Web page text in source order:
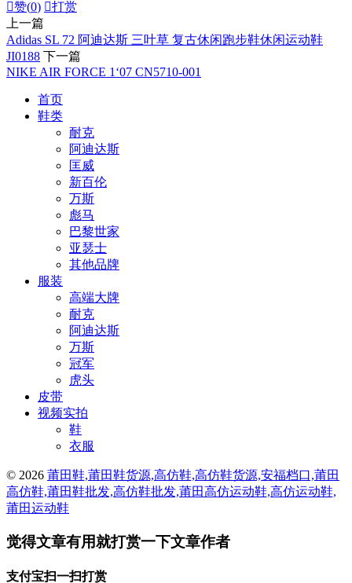
赞(0) 打赏
上一篇
Adidas SL 72 阿迪达斯 三叶草 复古休闲跑步鞋休闲运动鞋
JI0188 下一篇
NIKE AIR FORCE 1‘07 CN5710-001
首页
鞋类
耐克
阿迪达斯
匡威
新百伦
万斯
彪马
巴黎世家
亚瑟士
其他品牌
服装
高端大牌
耐克
阿迪达斯
万斯
冠军
虎头
皮带
视频实拍
鞋
衣服
© 2026 莆田鞋,莆田鞋货源,高仿鞋,高仿鞋货源,安福档口,莆田
高仿鞋,莆田鞋批发,高仿鞋批发,莆田高仿运动鞋,高仿运动鞋,
莆田运动鞋
觉得文章有用就打赏一下文章作者
支付宝扫一扫打赏